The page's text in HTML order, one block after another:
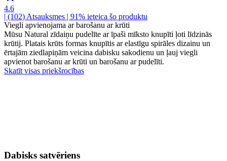
4.6
| (102) Atsauksmes | 91% ieteica šo produktu
Viegli apvienojama ar barošanu ar krūti
Mūsu Natural zīdaiņu pudelīte ar īpaši mīksto knupīti ļoti līdzinās
krūtij. Platais krūts formas knupītis ar elastīgu spirāles dizainu un
ērtajām ziedlapiņām veicina dabisku sakodienu un ļauj viegli
apvienot barošanu ar krūti un barošanu ar pudelīti.
Skatīt visas priekšrocības
Dabisks satvēriens